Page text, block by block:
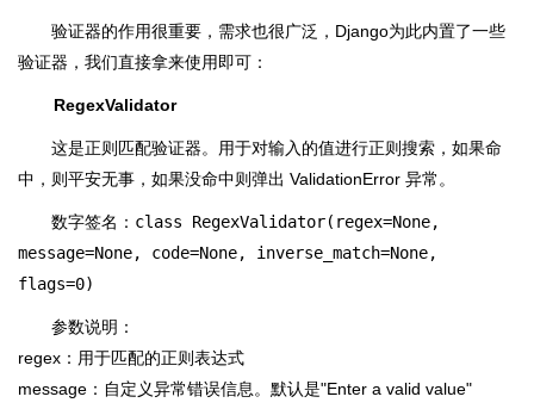
验证器的作用很重要，需求也很广泛，Django为此内置了一些
验证器，我们直接拿来使用即可：
RegexValidator
这是正则匹配验证器。用于对输入的值进行正则搜索，如果命
中，则平安无事，如果没命中则弹出 ValidationError 异常。
数字签名： class RegexValidator(regex=None,
message=None, code=None, inverse_match=None,
flags=0)
参数说明：
regex：用于匹配的正则表达式
message：自定义异常错误信息。默认是"Enter a valid value"